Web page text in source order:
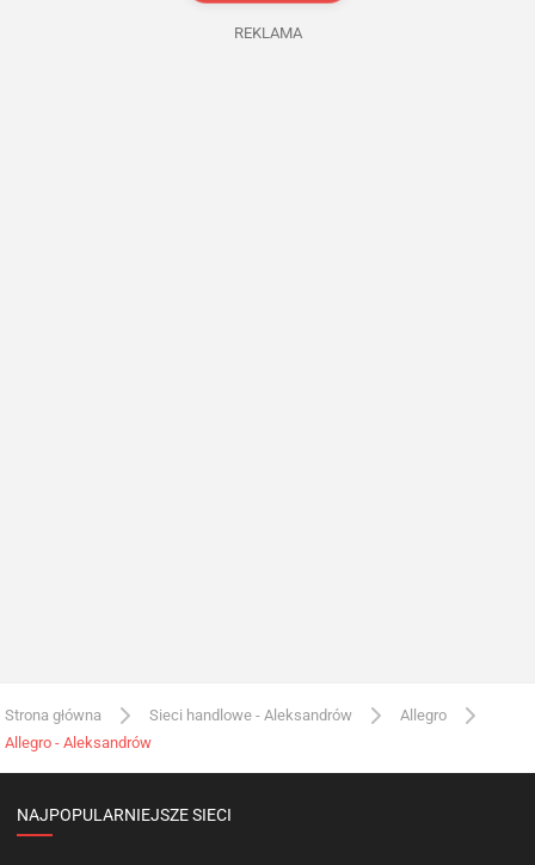
REKLAMA
Strona główna Sieci handlowe - Aleksandrów
Allegro
Allegro - Aleksandrów
NAJPOPULARNIEJSZE SIECI